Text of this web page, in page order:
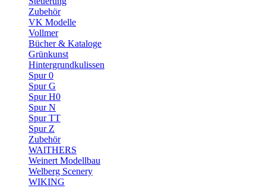
Zubehör
VK Modelle
Vollmer
Bücher & Kataloge
Grünkunst
Hintergrundkulissen
Spur 0
Spur G
Spur H0
Spur N
Spur TT
Spur Z
Zubehör
WAlTHERS
Weinert Modellbau
Welberg Scenery
WIKING